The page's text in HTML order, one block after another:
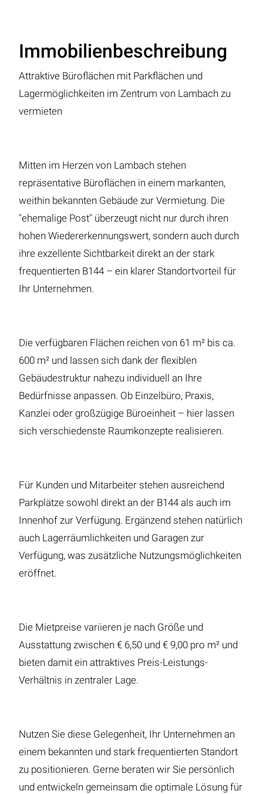
Immobilienbeschreibung
Attraktive Büroflächen mit Parkflächen und
Lagermöglichkeiten im Zentrum von Lambach zu
vermieten
Mitten im Herzen von Lambach stehen
repräsentative Büroflächen in einem markanten,
weithin bekannten Gebäude zur Vermietung. Die
"ehemalige Post" überzeugt nicht nur durch ihren
hohen Wiedererkennungswert, sondern auch durch
ihre exzellente Sichtbarkeit direkt an der stark
frequentierten B144 – ein klarer Standortvorteil für
Ihr Unternehmen.
Die verfügbaren Flächen reichen von 61 m² bis ca.
600 m² und lassen sich dank der flexiblen
Gebäudestruktur nahezu individuell an Ihre
Bedürfnisse anpassen. Ob Einzelbüro, Praxis,
Kanzlei oder großzügige Büroeinheit – hier lassen
sich verschiedenste Raumkonzepte realisieren.
Für Kunden und Mitarbeiter stehen ausreichend
Parkplätze sowohl direkt an der B144 als auch im
Innenhof zur Verfügung. Ergänzend stehen natürlich
auch Lagerräumlichkeiten und Garagen zur
Verfügung, was zusätzliche Nutzungsmöglichkeiten
eröffnet.
Die Mietpreise variieren je nach Größe und
Ausstattung zwischen € 6,50 und € 9,00 pro m² und
bieten damit ein attraktives Preis-Leistungs-
Verhältnis in zentraler Lage.
Nutzen Sie diese Gelegenheit, Ihr Unternehmen an
einem bekannten und stark frequentierten Standort
zu positionieren. Gerne beraten wir Sie persönlich
und entwickeln gemeinsam die optimale Lösung für